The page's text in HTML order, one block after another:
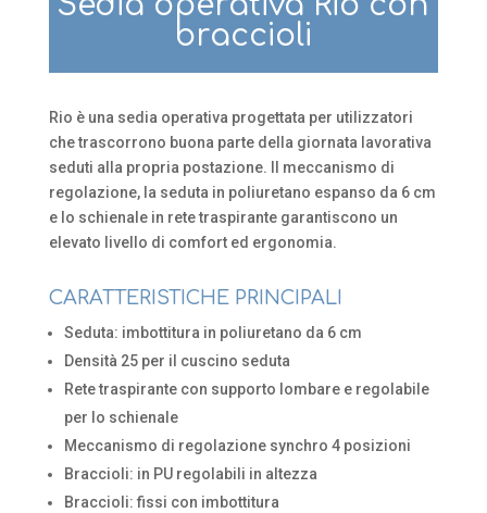
braccioli
Rio è una sedia operativa progettata per utilizzatori
che trascorrono buona parte della giornata lavorativa
seduti alla propria postazione. Il meccanismo di
regolazione, la seduta in poliuretano espanso da 6 cm
e lo schienale in rete traspirante garantiscono un
elevato livello di comfort ed ergonomia.
CARATTERISTICHE PRINCIPALI
Seduta: imbottitura in poliuretano da 6 cm
Densità 25 per il cuscino seduta
Rete traspirante con supporto lombare e regolabile
per lo schienale
Meccanismo di regolazione synchro 4 posizioni
Braccioli: in PU regolabili in altezza
Braccioli: fissi con imbottitura